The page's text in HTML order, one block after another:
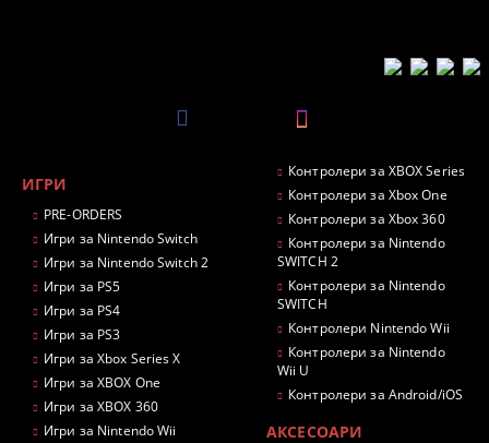
ИГРИ
PRE-ORDERS
Игри за Nintendo Switch
Игри за Nintendo Switch 2
Игри за PS5
Игри за PS4
Игри за PS3
Игри за Xbox Series X
Игри за XBOX One
Игри за XBOX 360
Игри за Nintendo Wii
Контролери за XBOX Series
Контролери за Xbox One
Контролери за Xbox 360
Контролери за Nintendo
SWITCH 2
Контролери за Nintendo
SWITCH
Контролери Nintendo Wii
Контролери за Nintendo
Wii U
Контролери за Android/iOS
АКСЕСОАРИ